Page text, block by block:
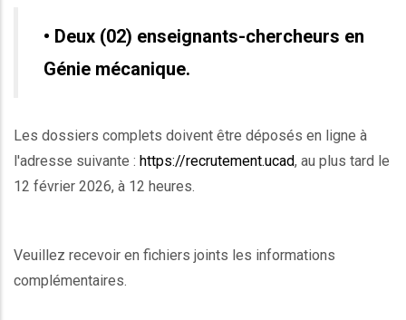
• Deux (02) enseignants-chercheurs en
Génie mécanique.
Les dossiers complets doivent être déposés en ligne à
l'adresse suivante : https://recrutement.ucad, au plus tard le
12 février 2026, à 12 heures.
Veuillez recevoir en fichiers joints les informations
complémentaires.